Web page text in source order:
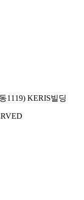
1119) KERIS빌딩